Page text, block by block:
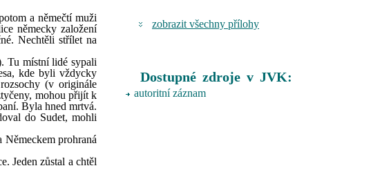
a němečtí muži
německy založení
Nechtěli střílet na
Tu místní lidé sypali
kde byli vždycky
(v originále
mohou přijít k
Byla hned mrtvá.
do Sudet, mohli
prohraná
Jeden zůstal a chtěl
zobrazit všechny přílohy
Dostupné zdroje v JVK:
autoritní záznam